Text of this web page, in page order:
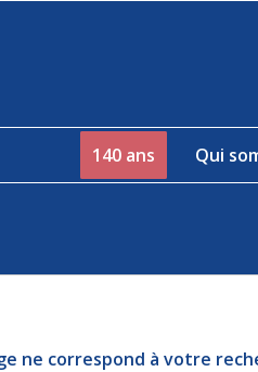
140 ans Qui
ne correspond à votre